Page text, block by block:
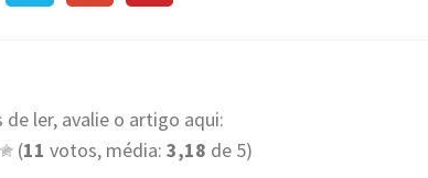
de ler, avalie o artigo aqui:
(11 votos, média:3,18 de 5)